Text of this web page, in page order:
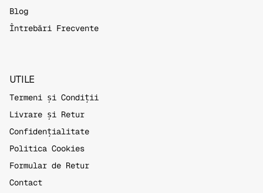
Blog
Întrebări Frecvente
UTILE
Termeni și Condiții
Livrare și Retur
Confidențialitate
Politica Cookies
Formular de Retur
Contact